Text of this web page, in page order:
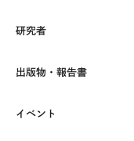
研究者
出版物・報告書
イベント